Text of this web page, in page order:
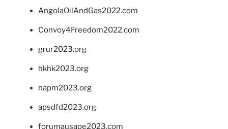
AngolaOilAndGas2022.com
Convoy4Freedom2022.com
grur2023.org
hkhk2023.org
napm2023.org
apsdfd2023.org
forumausape2023.com